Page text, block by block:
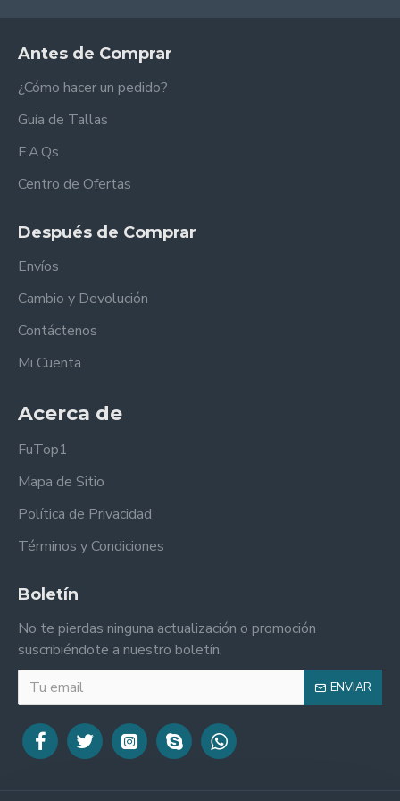
Antes de Comprar
¿Cómo hacer un pedido?
Guía de Tallas
F.A.Qs
Centro de Ofertas
Después de Comprar
Envíos
Cambio y Devolución
Contáctenos
Mi Cuenta
Acerca de
FuTop1
Mapa de Sitio
Política de Privacidad
Términos y Condiciones
Boletín
No te pierdas ninguna actualización o promoción
suscribiéndote a nuestro boletín.
ENVIAR